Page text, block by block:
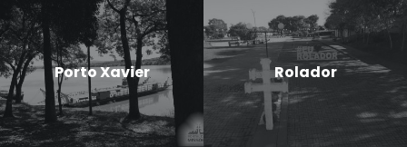
Porto Xavier Rolador